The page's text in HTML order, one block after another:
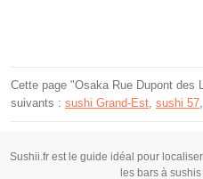
Cette page "Osaka Rue Dupont
suivants : sushi Grand-Est, sushi 57,
Sushii.fr est le guide idéal pour
les bars à